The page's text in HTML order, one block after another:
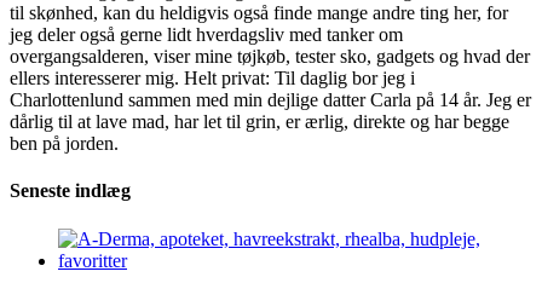
til skønhed, kan du heldigvis også finde mange andre ting her, for
jeg deler også gerne lidt hverdagsliv med tanker om
overgangsalderen, viser mine tøjkøb, tester sko, gadgets og hvad der
ellers interesserer mig. Helt privat: Til daglig bor jeg i
Charlottenlund sammen med min dejlige datter Carla på 14 år. Jeg er
dårlig til at lave mad, har let til grin, er ærlig, direkte og har begge
ben på jorden.
Seneste indlæg